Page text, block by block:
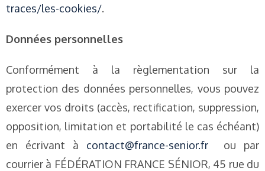
traces/les-cookies/.
Données personnelles
Conformément à la règlementation sur la
protection des données personnelles, vous pouvez
exercer vos droits (accès, rectification, suppression,
opposition, limitation et portabilité le cas échéant)
en écrivant à contact@france-senior.fr ou par
courrier à FÉDÉRATION FRANCE SÉNIOR, 45 rue du